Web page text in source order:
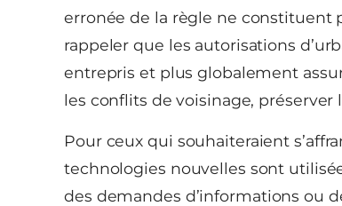
erronée de la règle ne constituent
rappeler que les autorisations
entrepris et plus globalement
les conflits de voisinage, préserver
Pour ceux qui souhaiteraient
technologies nouvelles sont
des demandes d’informations ou